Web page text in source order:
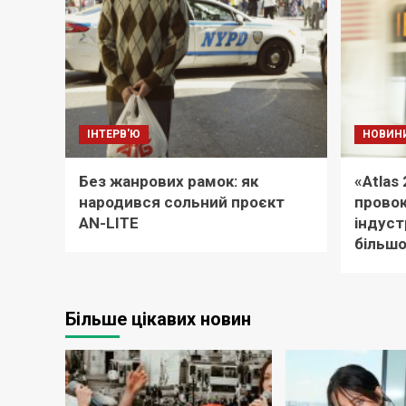
ІНТЕРВ'Ю
Без жанрових рамок: як
народився сольний проєкт
AN-LITE
«Atlas
Більше цікавих новин